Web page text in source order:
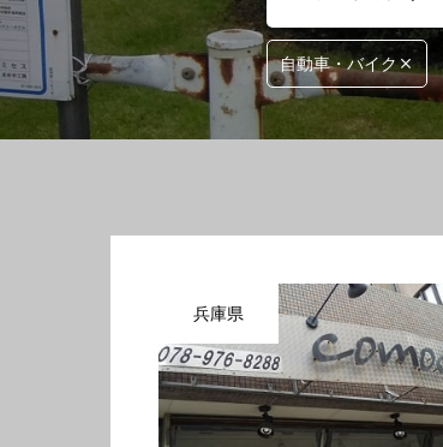
自動車・バイク
兵庫県